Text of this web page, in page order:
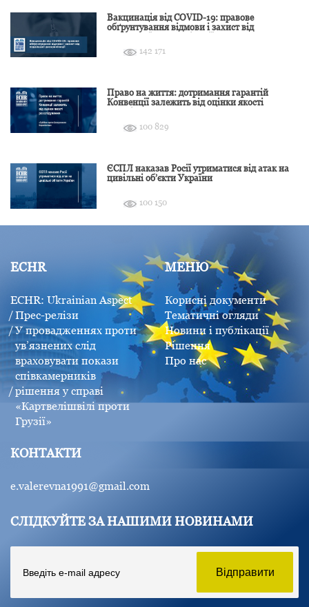
Вакцинація від COVID-19: правове
обґрунтування відмови і захист від
142 171
Право на життя: дотримання гарантій
Конвенції залежить від оцінки якості
100 829
ЄСПЛ наказав Росії утриматися від атак на
цивільні об’єкти України
100 150
ECHR
ECHR: Ukrainian Aspect
Прес-релізи
У провадженнях проти
ув’язнених слід
враховувати покази
співкамерників
рішення у справі
«Картвелішвілі проти
Грузії»
МЕНЮ
Корисні документи
Тематичні огляди
Новини і публікації
Рішення
Про нас
КОНТАКТИ
e.valerevna1991@gmail.com
СЛІДКУЙТЕ ЗА НАШИМИ НОВИНАМИ